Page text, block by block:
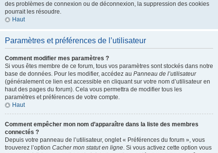
des problèmes de connexion ou de déconnexion, la suppression des cookies
pourrait les résoudre.
Haut
Paramètres et préférences de l’utilisateur
Comment modifier mes paramètres ?
Si vous êtes membre de ce forum, tous vos paramètres sont stockés dans notre
base de données. Pour les modifier, accédez au Panneau de l’utilisateur
(généralement ce lien est accessible en cliquant sur votre nom d’utilisateur en
haut des pages du forum). Cela vous permettra de modifier tous les
paramètres et préférences de votre compte.
Haut
Comment empêcher mon nom d’apparaître dans la liste des membres
connectés ?
Depuis votre panneau de l’utilisateur, onglet « Préférences du forum », vous
trouverez l’option Cacher mon statut en ligne. Si vous activez cette option vous